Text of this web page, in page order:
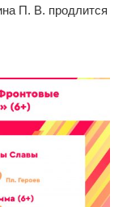
П. В. продлится